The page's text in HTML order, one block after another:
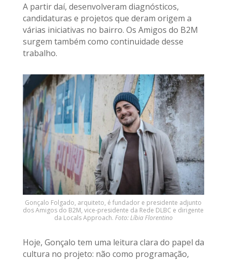
A partir daí, desenvolveram diagnósticos,
candidaturas e projetos que deram origem a
várias iniciativas no bairro. Os Amigos do B2M
surgem também como continuidade desse
trabalho.
Gonçalo Folgado, arquiteto, é fundador e presidente adjunto
dos Amigos do B2M, vice-presidente da Rede DLBC e dirigente
da Locals Approach. Foto: Líbia Florentino
Hoje, Gonçalo tem uma leitura clara do papel da
cultura no projeto: não como programação,